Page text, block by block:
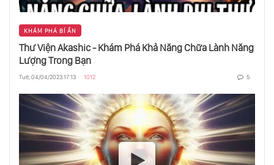
Jonestown - Sự Mù Quáng Của Đám Đông
KHÁM PHÁ BÍ ẨN
Thư Viện Akashic - Khám Phá Khả Năng Chữa Lành Năng
Lượng Trong Bạn
Tue, 04/04/2023 17:13 1012 5